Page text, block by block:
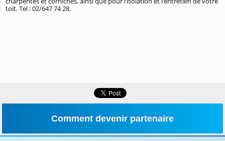
toit. Tel : 02/647 74 28.
Comment devenir partenaire